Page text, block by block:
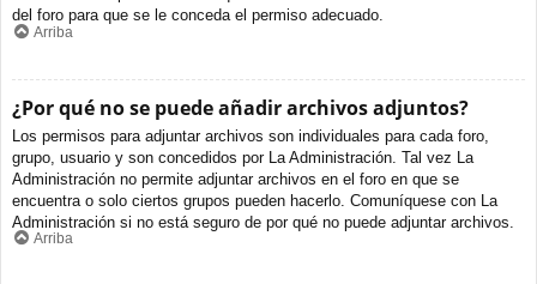
del foro para que se le conceda el permiso adecuado.
Arriba
¿Por qué no se puede añadir archivos adjuntos?
Los permisos para adjuntar archivos son individuales para cada foro,
grupo, usuario y son concedidos por La Administración. Tal vez La
Administración no permite adjuntar archivos en el foro en que se
encuentra o solo ciertos grupos pueden hacerlo. Comuníquese con La
Administración si no está seguro de por qué no puede adjuntar archivos.
Arriba